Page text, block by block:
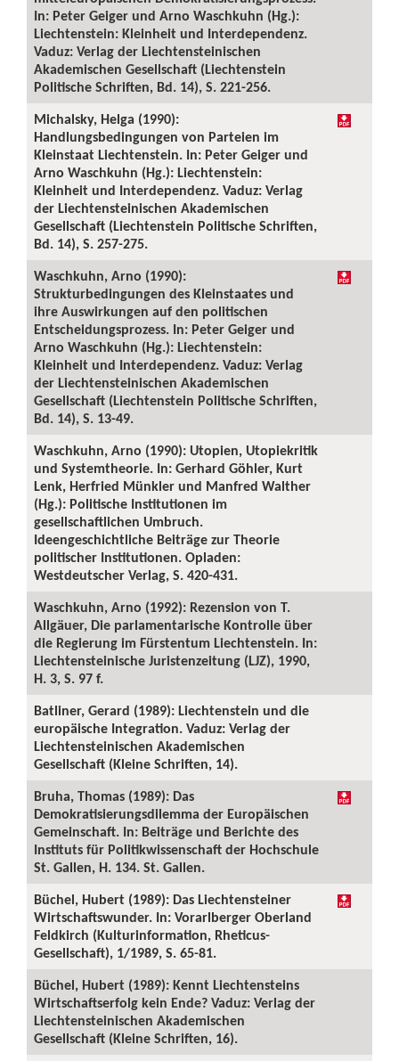
In: Peter Geiger und Arno Waschkuhn (Hg.):
Liechtenstein: Kleinheit und Interdependenz.
Vaduz: Verlag der Liechtensteinischen
Akademischen Gesellschaft (Liechtenstein
Politische Schriften, Bd. 14), S. 221-256.
Michalsky, Helga (1990):
Handlungsbedingungen von Parteien im
Kleinstaat Liechtenstein. In: Peter Geiger und
Arno Waschkuhn (Hg.): Liechtenstein:
Kleinheit und Interdependenz. Vaduz: Verlag
der Liechtensteinischen Akademischen
Gesellschaft (Liechtenstein Politische Schriften,
Bd. 14), S. 257-275.
Waschkuhn, Arno (1990):
Strukturbedingungen des Kleinstaates und
ihre Auswirkungen auf den politischen
Entscheidungsprozess. In: Peter Geiger und
Arno Waschkuhn (Hg.): Liechtenstein:
Kleinheit und Interdependenz. Vaduz: Verlag
der Liechtensteinischen Akademischen
Gesellschaft (Liechtenstein Politische Schriften,
Bd. 14), S. 13-49.
Waschkuhn, Arno (1990): Utopien, Utopiekritik
und Systemtheorie. In: Gerhard Göhler, Kurt
Lenk, Herfried Münkler und Manfred Walther
(Hg.): Politische Institutionen im
gesellschaftlichen Umbruch.
Ideengeschichtliche Beiträge zur Theorie
politischer Institutionen. Opladen:
Westdeutscher Verlag, S. 420-431.
Waschkuhn, Arno (1992): Rezension von T.
Allgäuer, Die parlamentarische Kontrolle über
die Regierung im Fürstentum Liechtenstein. In:
Liechtensteinische Juristenzeitung (LJZ), 1990,
H. 3, S. 97 f.
Batliner, Gerard (1989): Liechtenstein und die
europäische Integration. Vaduz: Verlag der
Liechtensteinischen Akademischen
Gesellschaft (Kleine Schriften, 14).
Bruha, Thomas (1989): Das
Demokratisierungsdilemma der Europäischen
Gemeinschaft. In: Beiträge und Berichte des
Instituts für Politikwissenschaft der Hochschule
St. Gallen, H. 134. St. Gallen.
Büchel, Hubert (1989): Das Liechtensteiner
Wirtschaftswunder. In: Vorarlberger Oberland
Feldkirch (Kulturinformation, Rheticus-
Gesellschaft), 1/1989, S. 65-81.
Büchel, Hubert (1989): Kennt Liechtensteins
Wirtschaftserfolg kein Ende? Vaduz: Verlag der
Liechtensteinischen Akademischen
Gesellschaft (Kleine Schriften, 16).